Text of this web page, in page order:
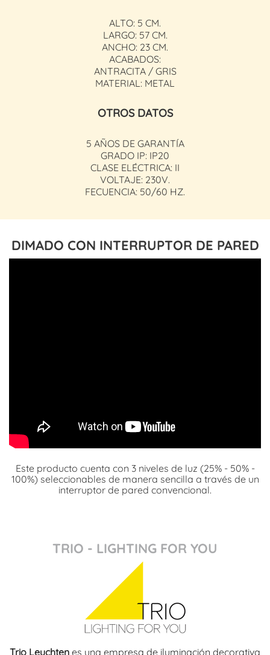
ALTO: 5 CM.
LARGO: 57 CM.
ANCHO: 23 CM.
ACABADOS:
ANTRACITA / GRIS
MATERIAL: METAL
OTROS DATOS
5 AÑOS DE GARANTÍA
GRADO IP: IP20
CLASE ELÉCTRICA: II
VOLTAJE: 230V.
FECUENCIA: 50/60 HZ.
DIMADO CON INTERRUPTOR DE PARED
Este producto cuenta con 3 niveles de luz (25% - 50% -
100%) seleccionables de manera sencilla a través de un
interruptor de pared convencional.
TRIO - LIGHTING FOR YOU
Trio Leuchten es una empresa de iluminación decorativa